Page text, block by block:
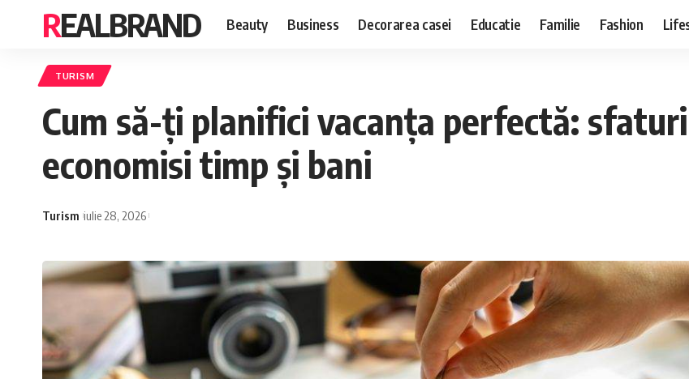
REALBRAND Beauty Business Decorarea casei Educatie Familie Fashion
TURISM
Cum să-ți planifici vacanța perfectă:
economisi timp și bani
Turism iulie 28, 2026